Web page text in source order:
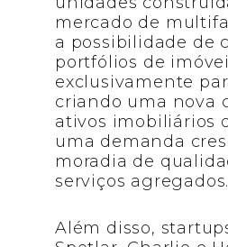
mercado de
a possibilidade de
portfólios de
exclusivamente
criando uma nova
ativos imobiliários
uma demanda
moradia de
serviços agregados.
Além disso,